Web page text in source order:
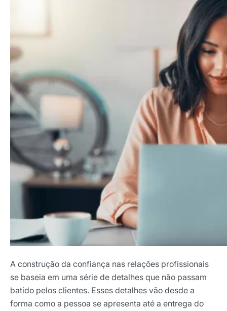
A construção da confiança nas relações profissionais
se baseia em uma série de detalhes que não passam
batido pelos clientes. Esses detalhes vão desde a
forma como a pessoa se apresenta até a entrega do